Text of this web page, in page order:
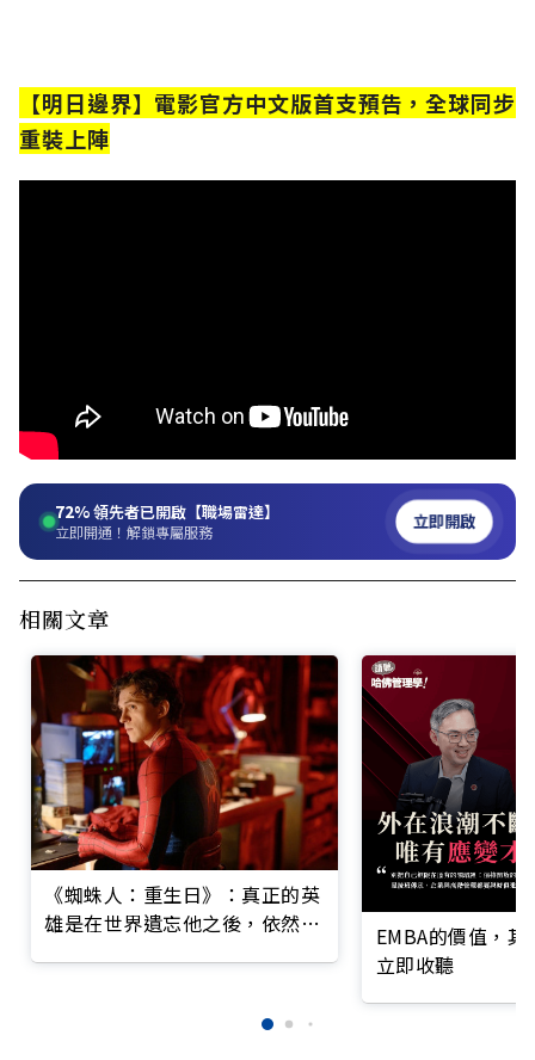
【明日邊界】電影官方中文版首支預告，全球同步
重裝上陣
72%領先者已開啟【職場雷達】
立即開通！解鎖專屬服務 立即開啟
相關文章
《蜘蛛人：重生日》：真正的英
雄是在世界遺忘他之後，依然選
EMBA的價值，
立即收聽